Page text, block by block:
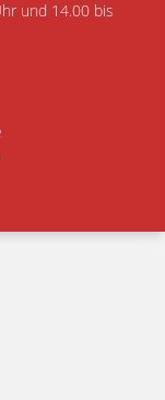
und 14.00 bis